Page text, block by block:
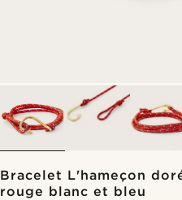
Bracelet L'hameçon
rouge blanc et bleu